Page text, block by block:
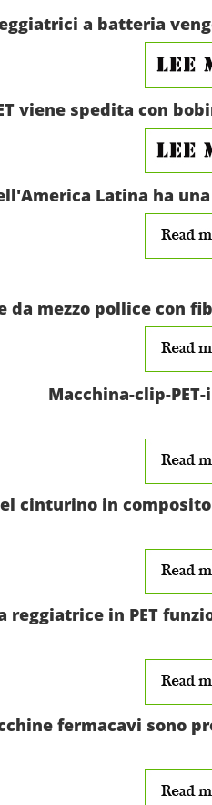
a batteria
viene spedita con
Latina ha
da mezzo pollice con
Macchina-clip-
cinturino in
reggiatrice in PET
fermacavi sono